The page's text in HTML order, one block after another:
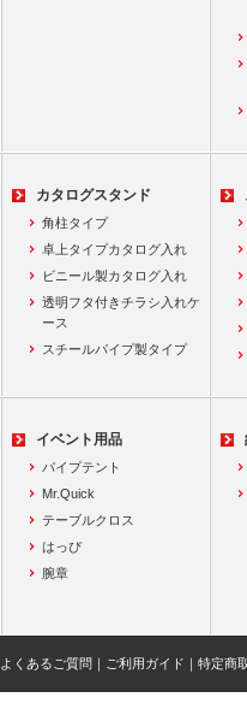
カタログスタンド
角柱タイプ
卓上タイプカタログ入れ
ビニール製カタログ入れ
透明フタ付きチラシ入れケ
ース
スチールパイプ製タイプ
イベント用品
パイプテント
Mr.Quick
テーブルクロス
はっぴ
腕章
よくあるご質問 ご利用ガイド 特定商